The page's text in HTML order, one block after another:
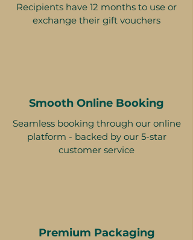
Recipients have 12 months to use or
exchange their gift vouchers
Smooth Online Booking
Seamless booking through our online
platform - backed by our 5-star
customer service
Premium Packaging